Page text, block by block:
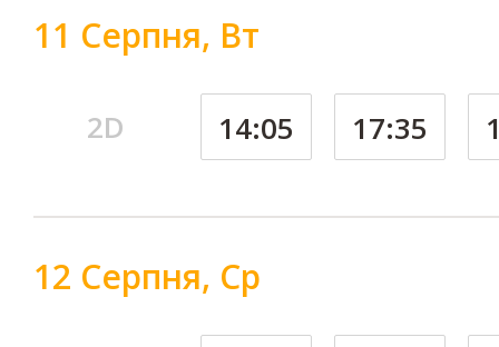
11 Серпня, Вт
2D 14:05 17:35
12 Серпня, Ср